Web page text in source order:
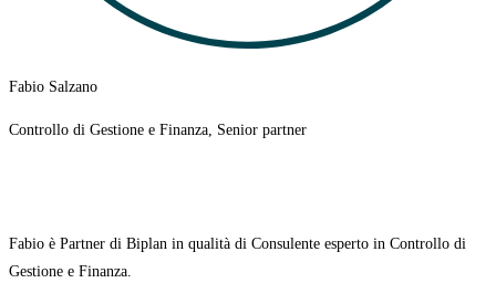
Fabio Salzano
Controllo di Gestione e Finanza, Senior partner
Fabio è Partner di Biplan in qualità di Consulente esperto in Controllo di
Gestione e Finanza.